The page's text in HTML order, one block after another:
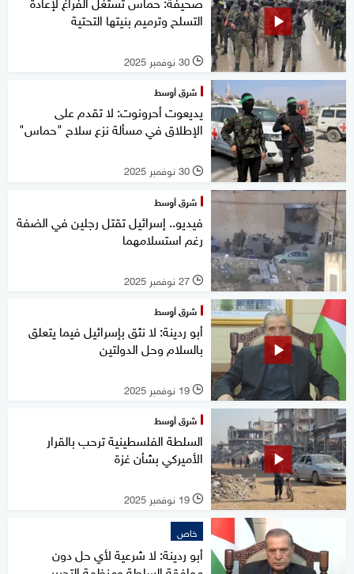
التسلح وترميم بنيتها التحتية
l 30 نوفمبر 2025
شرق أوسط
يديعوت أحرونوت: لا تقدم على
الإطلاق في مسألة نزع سلاح "حماس"
l 30 نوفمبر 2025
شرق أوسط
فيديو.. إسرائيل تقتل رجلين في الضفة
رغم استسلامهما
l 27 نوفمبر 2025
شرق أوسط
أبو ردينة: لا نثق بإسرائيل فيما يتعلق
بالسلام وحل الدولتين
l 19 نوفمبر 2025
شرق أوسط
السلطة الفلسطينية ترحب بالقرار
الأميركي بشأن غزة
l 19 نوفمبر 2025
خاص
أبو ردينة: لا شرعية لأي حل دون